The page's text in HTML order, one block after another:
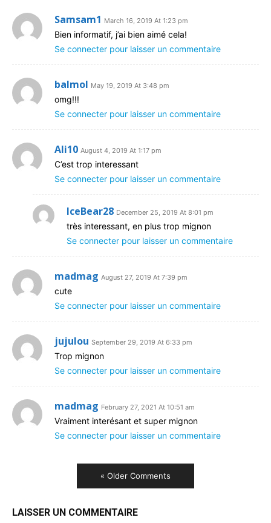
Samsam1 March 16, 2019 At 1:23 pm
Bien informatif, j’ai bien aimé cela!
Se connecter pour laisser un commentaire
balmol May 19, 2019 At 3:48 pm
omg!!!
Se connecter pour laisser un commentaire
Ali10 August 4, 2019 At 1:17 pm
C’est trop interessant
Se connecter pour laisser un commentaire
IceBear28 December 25, 2019 At 8:01 pm
très interessant, en plus trop mignon
Se connecter pour laisser un commentaire
madmag August 27, 2019 At 7:39 pm
cute
Se connecter pour laisser un commentaire
jujulou September 29, 2019 At 6:33 pm
Trop mignon
Se connecter pour laisser un commentaire
madmag February 27, 2021 At 10:51 am
Vraiment interésant et super mignon
Se connecter pour laisser un commentaire
« Older Comments
LAISSER UN COMMENTAIRE